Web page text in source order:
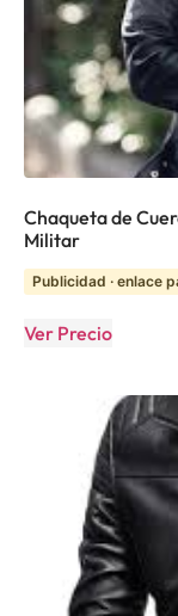
Chaqueta de
Militar
Publicidad · enlace
Ver Precio